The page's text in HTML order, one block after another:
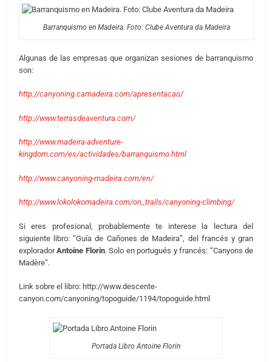
Barranquismo en Madeira. Foto: Clube Aventura da Madeira
Algunas de las empresas que organizan sesiones de barranquismo
son:
http://canyoning.camadeira.com/apresentacao/
http://www.terrasdeaventura.com/
http://www.madeira-adventure-
kingdom.com/es/actividades/barranquismo.html
http://www.canyoning-madeira.com/en/
http://www.lokolokomadeira.com/on_trails/canyoning-climbing/
Si eres profesional, probablemente te interese la lectura del
siguiente libro: “Guía de Cañones de Madeira”, del francés y gran
exploradorAntoine Florin. Solo en portugués y francés: “Canyons de
Madère”.
Link sobre el libro: http://www.descente-
canyon.com/canyoning/topoguide/1194/topoguide.html
Portada Libro Antoine Florin